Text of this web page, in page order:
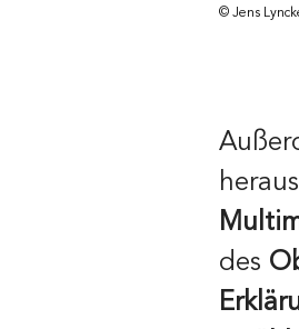
© Jens
des